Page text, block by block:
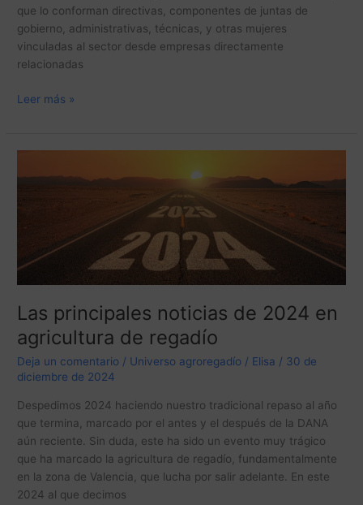
que lo conforman directivas, componentes de juntas de
gobierno, administrativas, técnicas, y otras mujeres
vinculadas al sector desde empresas directamente
relacionadas
Leer más »
Las principales noticias de 2024 en
agricultura de regadío
Deja un comentario / Universo agroregadío / Elisa / 30 de
diciembre de 2024
Despedimos 2024 haciendo nuestro tradicional repaso al año
que termina, marcado por el antes y el después de la DANA
aún reciente. Sin duda, este ha sido un evento muy trágico
que ha marcado la agricultura de regadío, fundamentalmente
en la zona de Valencia, que lucha por salir adelante. En este
2024 al que decimos
principales
de
2024
agricultura
de